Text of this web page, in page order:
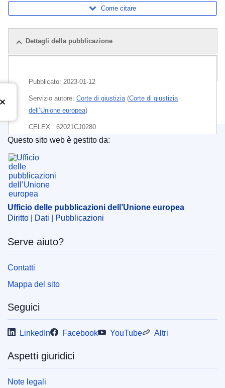
Come citare
Dettagli della pubblicazione
Pubblicato: 2023-01-12
Servizio autore: Corte di giustizia (Corte di giustizia
dell’Unione europea)
CELEX : 62021CJ0280
ECLI : ECLI:EU:C:2023:13
Ufficio delle pubblicazioni dell’Unione europea
Questo sito web è gestito da:
Ufficio delle pubblicazioni dell’Unione europea
Diritto | Dati | Pubblicazioni
Serve aiuto?
Contatti
Mappa del sito
Seguici
LinkedIn Facebook YouTube Altri
Aspetti giuridici
Note legali